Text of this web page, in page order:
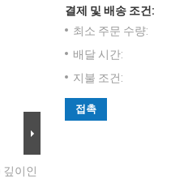
이인
결제 및 배송 조건:
최소 주문 수량:
배달 시간:
지불 조건:
접촉